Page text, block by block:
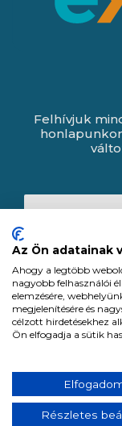
Felhívjuk
Minden
Az Ön adatainak
Ahogy a legtöbb
nagyobb felhasználói
elemzésére,
megjelenítésére és
célzott hirdetésekhez
Ön elfogadja a sütik
Részletes